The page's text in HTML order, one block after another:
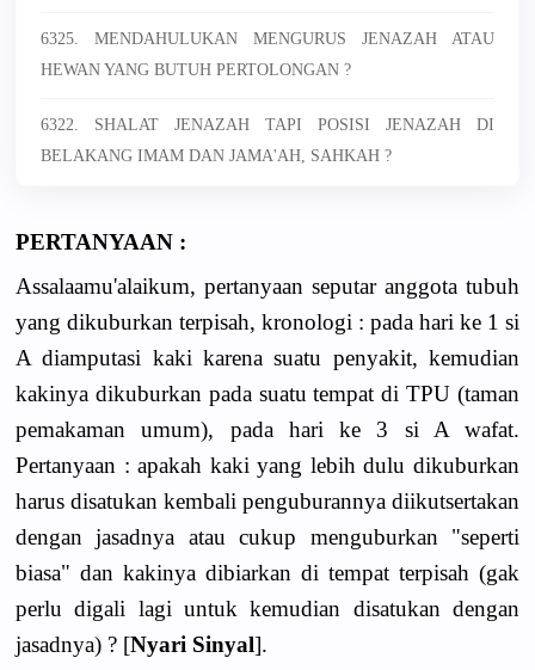
6325. MENDAHULUKAN MENGURUS JENAZAH ATAU
HEWAN YANG BUTUH PERTOLONGAN ?
6322. SHALAT JENAZAH TAPI POSISI JENAZAH DI
BELAKANG IMAM DAN JAMA'AH, SAHKAH ?
PERTANYAAN :
Assalaamu'alaik­um, pertanyaan seputar anggota tubuh
yang dikuburkan terpisah, kronologi : pada hari ke 1 si
A diamputasi kaki karena suatu penyakit, kemudian
kakinya dikuburkan pada suatu tempat di TPU (taman
pemakaman umum), pada hari ke 3 si A wafat.
Pertanyaan : apakah kaki yang lebih dulu dikuburkan
harus disatukan kembali penguburannya diikutsertakan
dengan jasadnya atau cukup menguburkan "seperti
biasa" dan kakinya dibiarkan di tempat terpisah (gak
perlu digali lagi untuk kemudian disatukan dengan
jasadnya) ? [Nyari Sinyal].